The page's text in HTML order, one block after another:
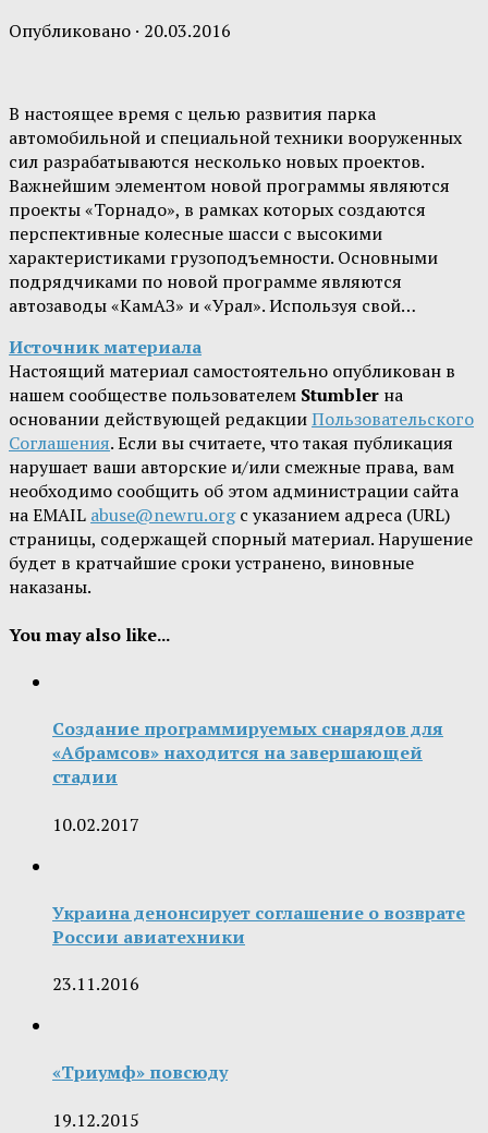
Опубликовано · 20.03.2016
В настоящее время с целью развития парка
автомобильной и специальной техники вооруженных
сил разрабатываются несколько новых проектов.
Важнейшим элементом новой программы являются
проекты «Торнадо», в рамках которых создаются
перспективные колесные шасси с высокими
характеристиками грузоподъемности. Основными
подрядчиками по новой программе являются
автозаводы «КамАЗ» и «Урал». Используя свой…
Источник материала
Настоящий материал самостоятельно опубликован в
нашем сообществе пользователем Stumbler на
основании действующей редакцииПользовательского
Соглашения. Если вы считаете, что такая публикация
нарушает ваши авторские и/или смежные права, вам
необходимо сообщить об этом администрации сайта
на EMAIL abuse@newru.orgс указанием адреса (URL)
страницы, содержащей спорный материал. Нарушение
будет в кратчайшие сроки устранено, виновные
наказаны.
You may also like...
Создание программируемых снарядов для
«Абрамсов» находится на завершающей
стадии
10.02.2017
Украина денонсирует соглашение о возврате
России авиатехники
23.11.2016
«Триумф» повсюду
19.12.2015